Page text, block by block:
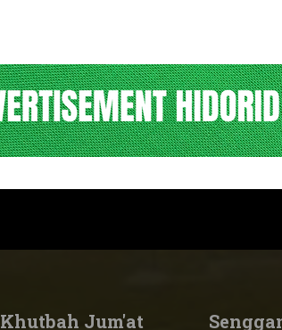
Khutbah Jum'at